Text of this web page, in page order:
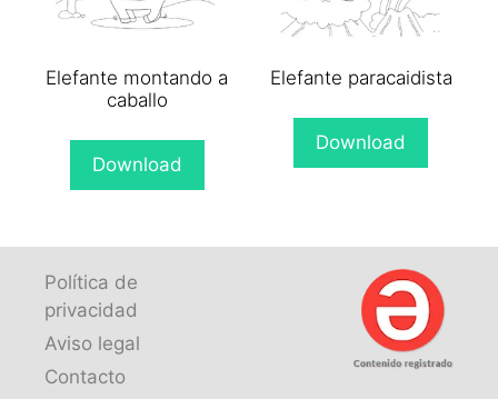
Elefante montando a
caballo
Download
Elefante paracaidista
Download
Política de
privacidad
Aviso legal
Contacto